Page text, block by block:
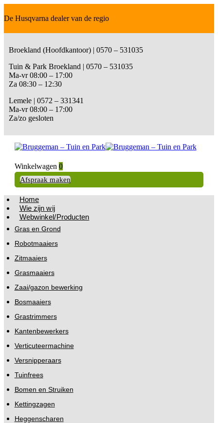
De Husqvarna dealer van de regio
Broekland (Hoofdkantoor) | 0570 – 531035
Tuin & Park Broekland | 0570 – 531035
Ma-vr 08:00 – 17:00
Za 08:30 – 12:30
Lemele | 0572 – 331341
Ma-vr 08:00 – 17:00
Za/zo gesloten
Winkelwagen 0
Afspraak maken
Home
Wie zijn wij
Webwinkel/Producten
Gras en Grond
Robotmaaiers
Zitmaaiers
Grasmaaiers
Zaai/gazon bewerking
Bosmaaiers
Grastrimmers
Kantenbewerkers
Verticuteermachine
Versnipperaars
Tuinfrees
Bomen en Struiken
Kettingzagen
Heggenscharen